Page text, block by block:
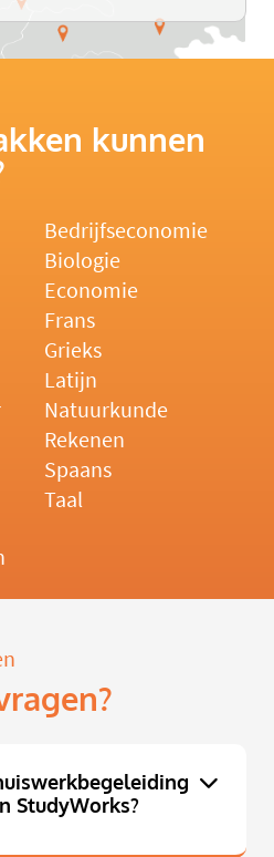
kunnen
Bedrijfseconomie
Biologie
Economie
Frans
Grieks
Latijn
Natuurkunde
Rekenen
Spaans
Taal
StudyWorks?